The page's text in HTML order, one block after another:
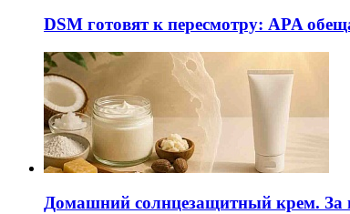
DSM готовят к пересмотру: APA
Домашний солнцезащитный крем. За